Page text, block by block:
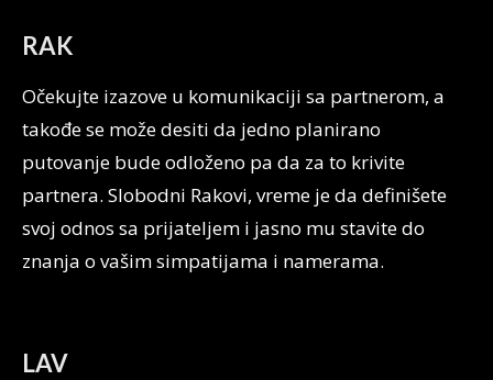
RAK
Očekujte izazove u komunikaciji sa partnerom, a
takođe se može desiti da jedno planirano
putovanje bude odloženo pa da za to krivite
partnera. Slobodni Rakovi, vreme je da definišete
svoj odnos sa prijateljem i jasno mu stavite do
znanja o vašim simpatijama i namerama.
LAV